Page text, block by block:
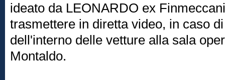
ideato da LEONARDO ex
trasmettere in diretta video, in caso
dell'interno delle vetture alla sala
Montaldo.